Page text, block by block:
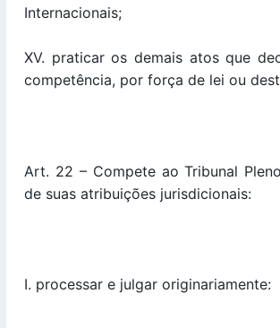
Internacionais;
XV. praticar os demais atos que
competência, por força de lei ou
Art. 22 – Compete ao Tribunal
de suas atribuições jurisdicionais:
I. processar e julgar originariamente: